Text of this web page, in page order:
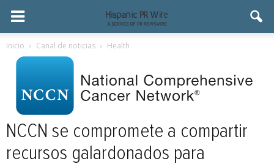
Inicio Canal de noticias Health
NCCN se compromete a compartir
recursos galardonados para